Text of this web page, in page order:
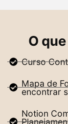
O
Curso
Mapa de
encontrar
Notion